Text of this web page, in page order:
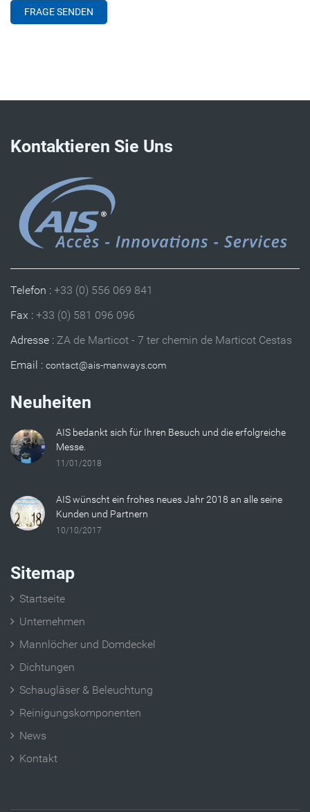
Kontaktieren Sie Uns
Telefon : +33 (0) 556 069 841
Fax : +33 (0) 581 096 096
Adresse : ZA de Marticot - 7 ter chemin de Marticot Cestas
Email :
Neuheiten
AIS bedankt sich für Ihren Besuch und die erfolgreiche
Messe.
11/01/2018
AIS wünscht ein frohes neues Jahr 2018 an alle seine
Kunden und Partnern
10/10/2017
Sitemap
Startseite
Unternehmen
Mannlöcher und Domdeckel
Dichtungen
Schaugläser & Beleuchtung
Reinigungskomponenten
News
Kontakt